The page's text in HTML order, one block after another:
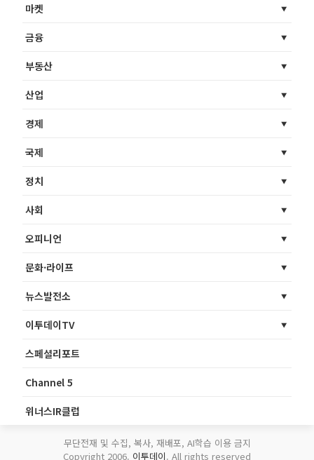
마켓
금융
부동산
산업
경제
국제
정치
사회
오피니언
문화·라이프
뉴스발전소
이투데이TV
스페셜리포트
Channel 5
위너스IR클럽
무단전재 및 수집, 복사, 재배포, AI학습 이용 금지
Copyright 2006. 이투데이. All rights reserved